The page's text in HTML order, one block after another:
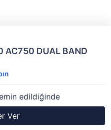
AC750 DUAL BAND
edildiğinde
Ver